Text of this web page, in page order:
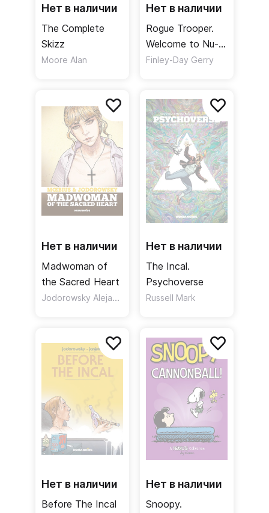
Нет в наличии
The Complete
Skizz
Moore Alan
Нет в наличии
Rogue Trooper.
Welcome to Nu-
Earth
Finley-Day Gerry
Нет в наличии
Madwoman of
the Sacred Heart
Jodorowsky Alejandro
Нет в наличии
The Incal.
Psychoverse
Russell Mark
Нет в наличии
Before The Incal
Нет в наличии
Snoopy.